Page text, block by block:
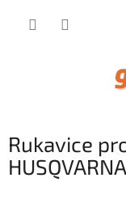
Rukavice
HUSQVARNA